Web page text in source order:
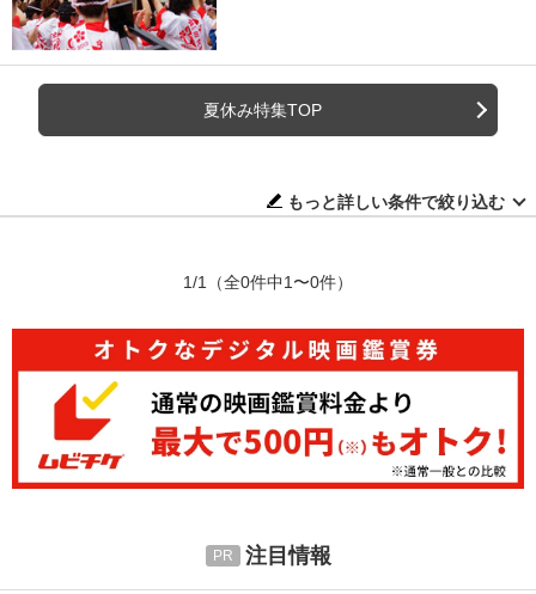
夏休み特集TOP
もっと詳しい条件で絞り込む
1/1 （全0件中1〜0件）
注目情報